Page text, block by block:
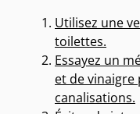
Utilisez une
toilettes.
Essayez un
et de
canalisations.